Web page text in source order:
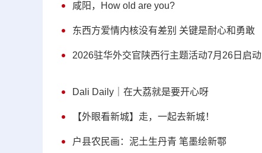
咸阳，How old are you?
东西方爱情内核没有差别 关键是耐心和勇敢
2026驻华外交官陕西行主题活动7月26日启动
Dali Daily｜在大荔就是要开心呀
【外眼看新城】走，一起去新城！
户县农民画：泥土生丹青 笔墨绘新鄠